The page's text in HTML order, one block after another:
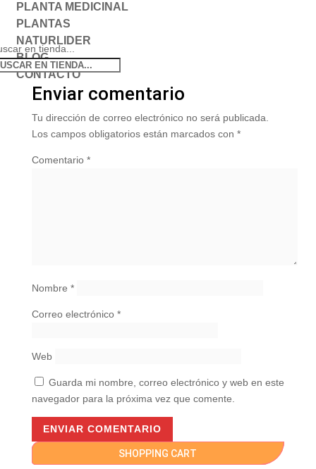
PLANTA MEDICINAL
PLANTAS
NATURLIDER
BLOG
CONTACTO
en tienda...
Enviar comentario
Tu dirección de correo electrónico no será publicada.
Los campos obligatorios están marcados con *
Comentario *
Nombre *
Correo electrónico *
Web
Guarda mi nombre, correo electrónico y web en este
navegador para la próxima vez que comente.
SHOPPING CART